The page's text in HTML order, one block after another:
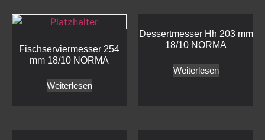
Fischserviermesser 254
mm 18/10 NORMA
Weiterlesen
Dessertmesser Hh 203 mm
18/10 NORMA
Weiterlesen